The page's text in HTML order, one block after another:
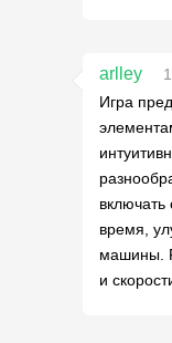
arlley
Игра
включать
время,
машины.
и